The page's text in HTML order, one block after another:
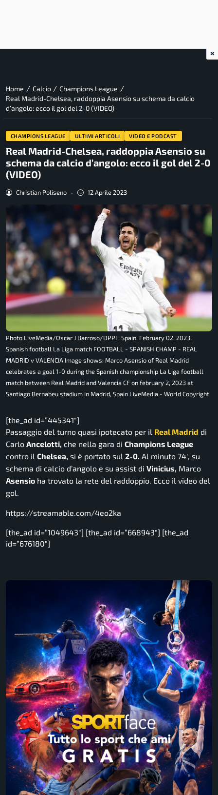
Home / Calcio / Champions League /
Real Madrid-Chelsea, raddoppia Asensio su schema da calcio
d’angolo: ecco il gol del 2-0 (VIDEO)
CHAMPIONS LEAGUE ULTIMI ARTICOLI VIDEO E PODCAST
Real Madrid-Chelsea, raddoppia Asensio su
schema da calcio d’angolo: ecco il gol del 2-0
(VIDEO)
Christian Poliseno - 12 Aprile 2023
Photo LiveMedia/Oscar J Barroso/DPPI , Spain, February 02, 2023,
Spanish football La Liga match FOOTBALL - SPANISH CHAMP - REAL
MADRID v VALENCIA Image shows: Marco Asensio of Real Madrid
celebrates a goal 1-0 during the Spanish championship La Liga football
match between Real Madrid and Valencia CF on february 2, 2023 at
Santiago Bernabeu stadium in Madrid, Spain LiveMedia - World Copyright
[the_ad id=”445341″]
Passaggio del turno quasi ipotecato per il Real Madrid di
Carlo Ancelotti, che nella gara di Champions League
contro il Chelsea, si è portato sul 2-0. Al minuto 74′, su
schema di calcio d’angolo e su assist di Vinicius, Marco
Asensio ha trovato la rete del raddoppio. Ecco il video del
gol.
https://streamable.com/4eo2ka
[the_ad id=”1049643″] [the_ad id=”668943″] [the_ad
id=”676180″]
×